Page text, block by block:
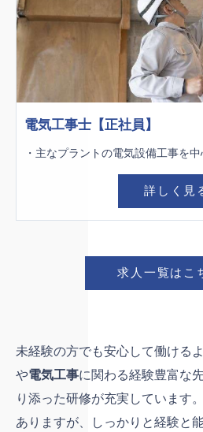
電気工事士【正社員】
詳しく見
求人一覧はこ
未経験の方でも安心して働ける
や電気工事に関わる経験豊富な
り添った研修が充実しています
ありますが、しっかりと経験と